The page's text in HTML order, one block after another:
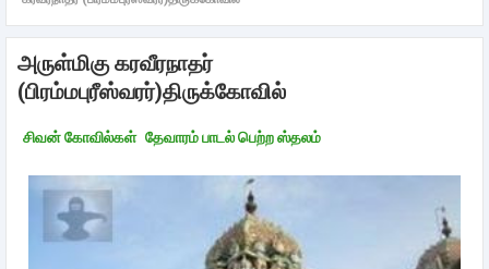
அருள்மிகு கரவீரநாதர்
(பிரம்மபுரீஸ்வரர்)திருக்கோவில்
சிவன் கோவில்கள் தேவாரம் பாடல் பெற்ற ஸ்தலம்